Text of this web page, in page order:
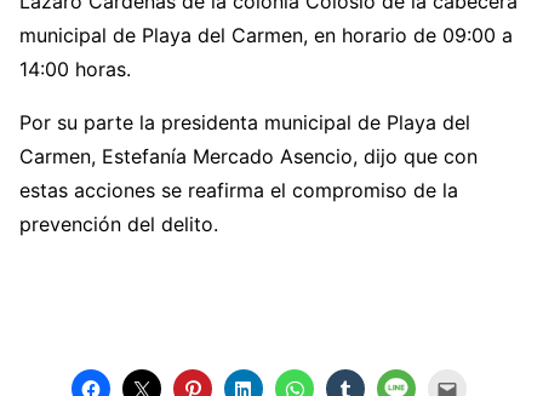
municipal de Playa del Carmen, en horario de 09:00 a
14:00 horas.
Por su parte la presidenta municipal de Playa del
Carmen, Estefanía Mercado Asencio, dijo que con
estas acciones se reafirma el compromiso de la
prevención del delito.